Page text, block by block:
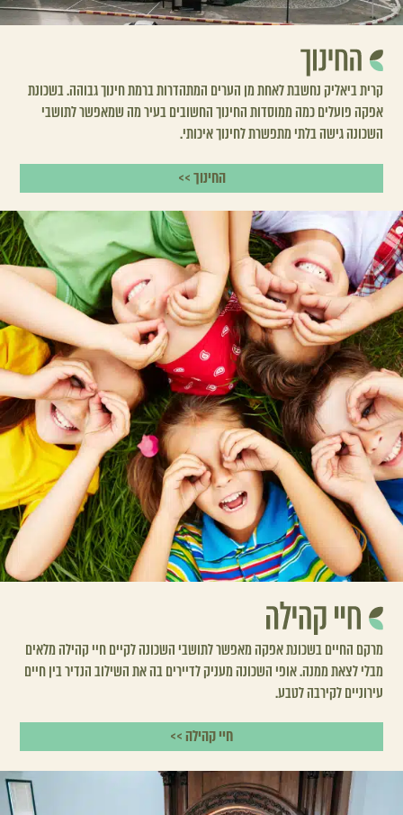
קרית ביאליק נחשבת לאחת מן הערים המתהדרות ברמת חינוך גבוהה. בשכונת
אפקה פועלים כמה ממוסדות החינוך החשובים בעיר מה שמאפשר לתושבי
השכונה גישה בלתי מתפשרת לחינוך איכותי.
החינוך >>
מרקם החיים בשכונת אפקה מאפשר לתושבי השכונה לקיים חיי קהילה מלאים
מבלי לצאת ממנה. אופי השכונה מעניק לדיירים בה את השילוב הנדיר בין חיים
עירוניים לקירבה לטבע.
חיי קהילה >>